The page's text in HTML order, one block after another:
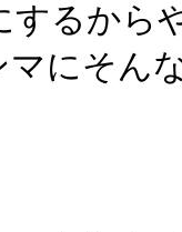
るから
にそん